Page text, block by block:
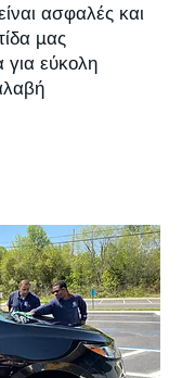
ασφαλές και
μας
για εύκολη